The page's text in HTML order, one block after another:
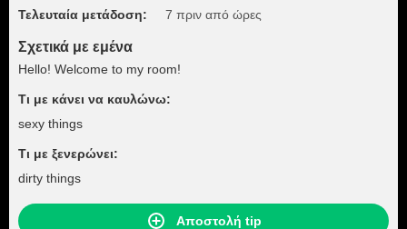
Τελευταία μετάδοση: 7 πριν από ώρες
Σχετικά με εμένα
Hello! Welcome to my room!
Τι με κάνει να καυλώνω:
sexy things
Τι με ξενερώνει:
dirty things
Αποστολή tip